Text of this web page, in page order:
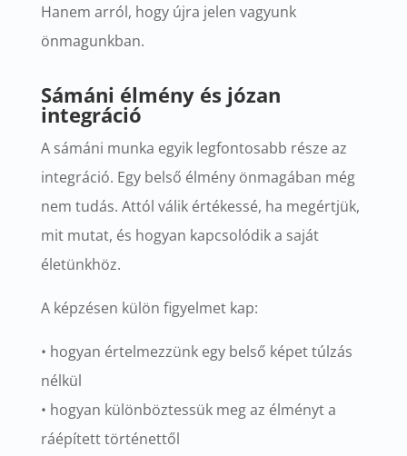
Hanem arról, hogy újra jelen vagyunk
önmagunkban.
Sámáni élmény és józan
integráció
A sámáni munka egyik legfontosabb része az
integráció. Egy belső élmény önmagában még
nem tudás. Attól válik értékessé, ha megértjük,
mit mutat, és hogyan kapcsolódik a saját
életünkhöz.
A képzésen külön figyelmet kap:
• hogyan értelmezzünk egy belső képet túlzás
nélkül
• hogyan különböztessük meg az élményt a
ráépített történettől